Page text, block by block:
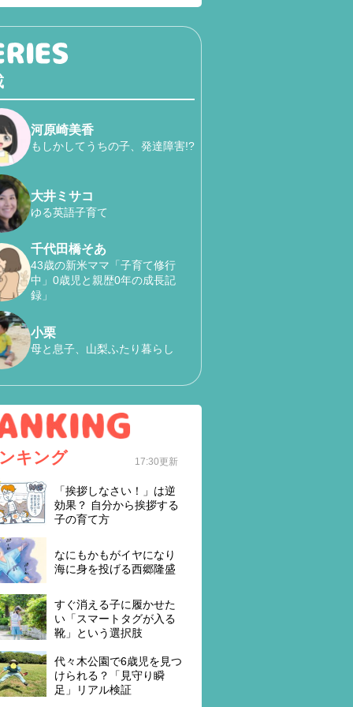
河原崎美香
もしかしてうちの子、発達障害!?
大井ミサコ
ゆる英語子育て
千代田橋そあ
43歳の新米ママ「子育て修行
中」0歳児と親歴0年の成長記
録」
小栗
母と息子、山梨ふたり暮らし
キング 17:30更新
「挨拶しなさい！」は逆
効果？ 自分から挨拶する
子の育て方
なにもかもがイヤになり
海に身を投げる西郷隆盛
すぐ消える子に履かせた
い「スマートタグが入る
靴」という選択肢
代々木公園で6歳児を見つ
けられる？「見守り瞬
足」リアル検証